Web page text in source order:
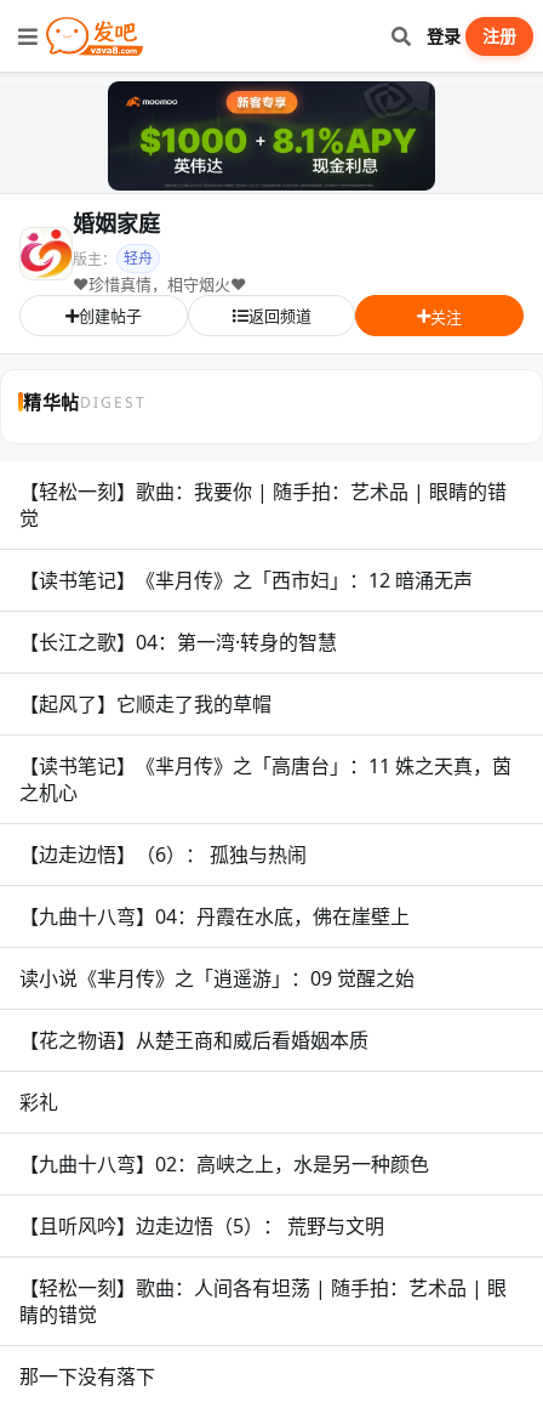
登录 注册
婚姻家庭
版主： 轻舟
❤️珍惜真情，相守烟火❤️
创建帖子
返回频道 关注
精华帖DIGEST
【轻松一刻】歌曲：我要你 | 随手拍：艺术品 | 眼睛的错
觉
【读书笔记】《芈月传》之「西市妇」：12 暗涌无声
【长江之歌】04：第一湾·转身的智慧
【起风了】它顺走了我的草帽
【读书笔记】《芈月传》之「高唐台」：11 姝之天真，茵
之机心
【边走边悟】（6）： 孤独与热闹
【九曲十八弯】04：丹霞在水底，佛在崖壁上
读小说《芈月传》之「逍遥游」：09 觉醒之始
【花之物语】从楚王商和威后看婚姻本质
彩礼
【九曲十八弯】02：高峡之上，水是另一种颜色
【且听风吟】边走边悟（5）： 荒野与文明
【轻松一刻】歌曲：人间各有坦荡 | 随手拍：艺术品 | 眼
睛的错觉
那一下没有落下